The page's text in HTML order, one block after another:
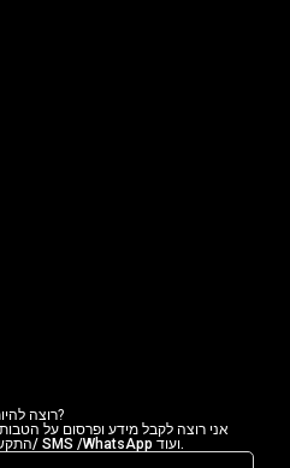
רוצה להיות הראשון לדעת על הטבות ומבצעים?
אני רוצה לקבל מידע ופרסום על
התקשורת והטכנולוגיה השונים כגון: דוא"ל/ SMS /WhatsApp ועוד.